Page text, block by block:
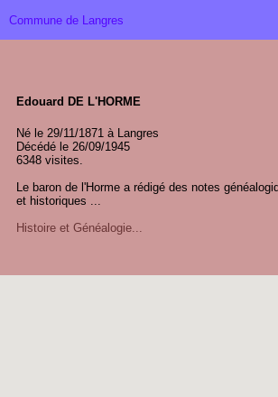
Commune de Langres
Edouard DE L'HORME
Né le 29/11/1871 à Langres
Décédé le 26/09/1945
6348 visites.
Le baron de l'Horme a rédigé des notes
et historiques ...
Histoire et Généalogie...